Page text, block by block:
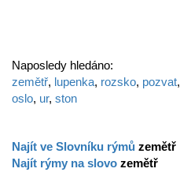
Naposledy hledáno:
zemětř, lupenka, rozsko, pozvat,
oslo, ur, ston
Najít ve Slovníku rýmů zemětř
Najít rýmy na slovo zemětř